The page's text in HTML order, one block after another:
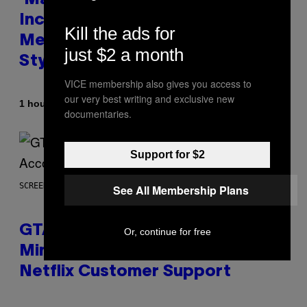
Includes Ozzy Osbourne,
Metallica, the White Stripes, and
Styx
1 hour agoByDan Milam
SCREENSHOT: ROCKSTAR GAMES, NETFLIX
GTA 6 Extended Look is 20
Minutes Long According to
Netflix Customer Support
Kill the ads for
just $2 a month
VICE membership also gives you access to
our very best writing and exclusive new
documentaries.
Support for $2
See All Membership Plans
Or, continue for free